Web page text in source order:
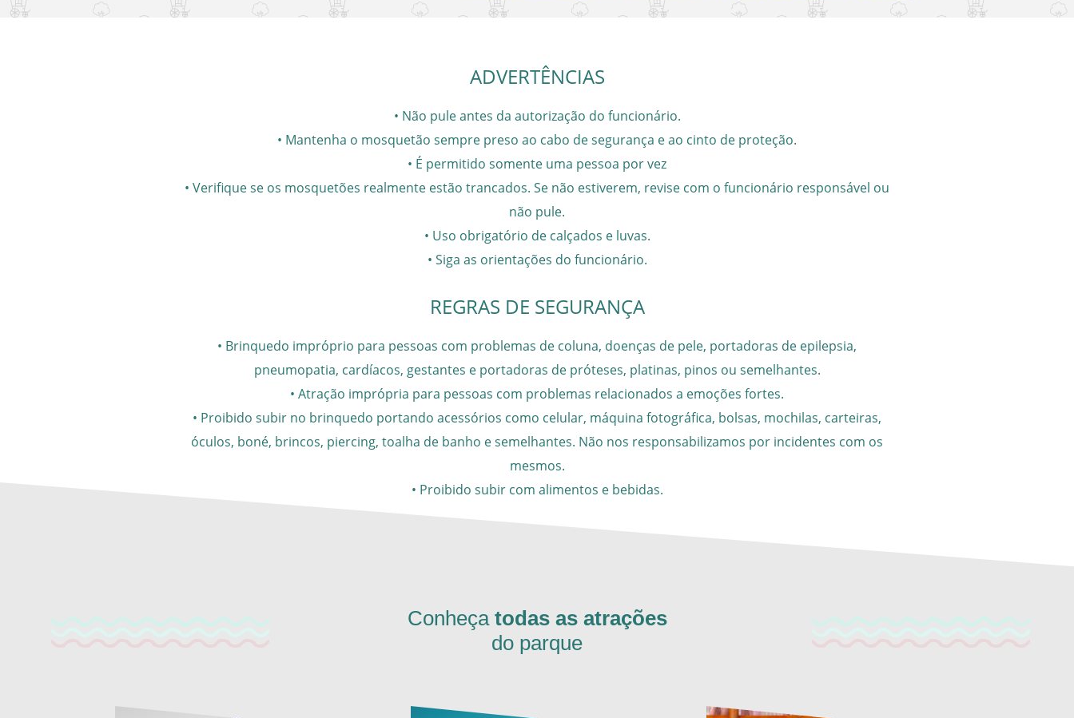
ADVERTÊNCIAS
• Não pule antes da autorização do funcionário.
• Mantenha o mosquetão sempre preso ao cabo de segurança e ao cinto de proteção.
• É permitido somente uma pessoa por vez
• Verifique se os mosquetões realmente estão trancados. Se não estiverem, revise com o funcionário responsável ou
não pule.
• Uso obrigatório de calçados e luvas.
• Siga as orientações do funcionário.
REGRAS DE SEGURANÇA
• Brinquedo impróprio para pessoas com problemas de coluna, doenças de pele, portadoras de epilepsia,
pneumopatia, cardíacos, gestantes e portadoras de próteses, platinas, pinos ou semelhantes.
• Atração imprópria para pessoas com problemas relacionados a emoções fortes.
• Proibido subir no brinquedo portando acessórios como celular, máquina fotográfica, bolsas, mochilas, carteiras,
óculos, boné, brincos, piercing, toalha de banho e semelhantes. Não nos responsabilizamos por incidentes com os
mesmos.
• Proibido subir com alimentos e bebidas.
Conheça todas as atrações
do parque